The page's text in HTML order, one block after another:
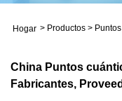
Hogar > Productos >
China Puntos
Fabricantes,